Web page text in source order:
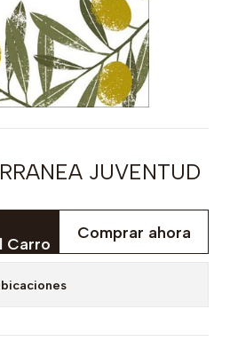
JUVENTUD
Carro
Comprar ahora